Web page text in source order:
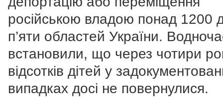
російською владою понад 1200
п’яти областей України.
встановили, що через чотири
відсотків дітей у
випадках досі не повернулися.